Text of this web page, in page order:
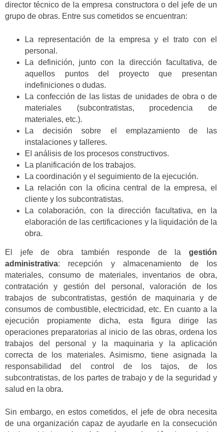
director técnico de la empresa constructora o del jefe de un
grupo de obras. Entre sus cometidos se encuentran:
La representación de la empresa y el trato con el
personal.
La definición, junto con la dirección facultativa, de
aquellos puntos del proyecto que presentan
indefiniciones o dudas.
La confección de las listas de unidades de obra o de
materiales (subcontratistas, procedencia de
materiales, etc.).
La decisión sobre el emplazamiento de las
instalaciones y talleres.
El análisis de los procesos constructivos.
La planificación de los trabajos.
La coordinación y el seguimiento de la ejecución.
La relación con la oficina central de la empresa, el
cliente y los subcontratistas.
La colaboración, con la dirección facultativa, en la
elaboración de las certificaciones y la liquidación de la
obra.
El jefe de obra también responde de la gestión
administrativa: recepción y almacenamiento de los
materiales, consumo de materiales, inventarios de obra,
contratación y gestión del personal, valoración de los
trabajos de subcontratistas, gestión de maquinaria y de
consumos de combustible, electricidad, etc. En cuanto a la
ejecución propiamente dicha, esta figura dirige las
operaciones preparatorias al inicio de las obras, ordena los
trabajos del personal y la maquinaria y la aplicación
correcta de los materiales. Asimismo, tiene asignada la
responsabilidad del control de los tajos, de los
subcontratistas, de los partes de trabajo y de la seguridad y
salud en la obra.
Sin embargo, en estos cometidos, el jefe de obra necesita
de una organización capaz de ayudarle en la consecución